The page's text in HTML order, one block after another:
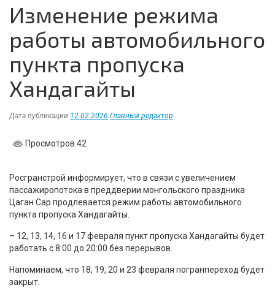
Изменение режима
работы автомобильного
пункта пропуска
Хандагайты
Дата публикации 12.02.2026 Главный редактор
Просмотров 42
Росгранстрой информирует, что в связи с увеличением
пассажиропотока в преддверии монгольского праздника
Цаган Сар продлевается режим работы автомобильного
пункта пропуска Хандагайты.
– 12, 13, 14, 16 и 17 февраля пункт пропуска Хандагайты будет
работать с 8:00 до 20:00 без перерывов.
Напоминаем, что 18, 19, 20 и 23 февраля погранпереход будет
закрыт.